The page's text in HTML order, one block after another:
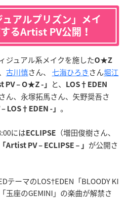
アルプリズン」メイ
るArtist PV公開！
ジュアル系メイクを施したO★Z
古川慎さん、 七海ひろきさん堀江
PV – O★Z -」 と、 LOS†EDEN
ん、永塚拓馬さん、矢野奨吾さ
LOS†EDEN -」 。
には ECLIPSE
（増田俊樹さん、
「Artist PV – ECLIPSE – 」 が公開さ
テーマのLOS†EDEN「BLOODY KI
玉座のGEMINI」の楽曲が解禁さ